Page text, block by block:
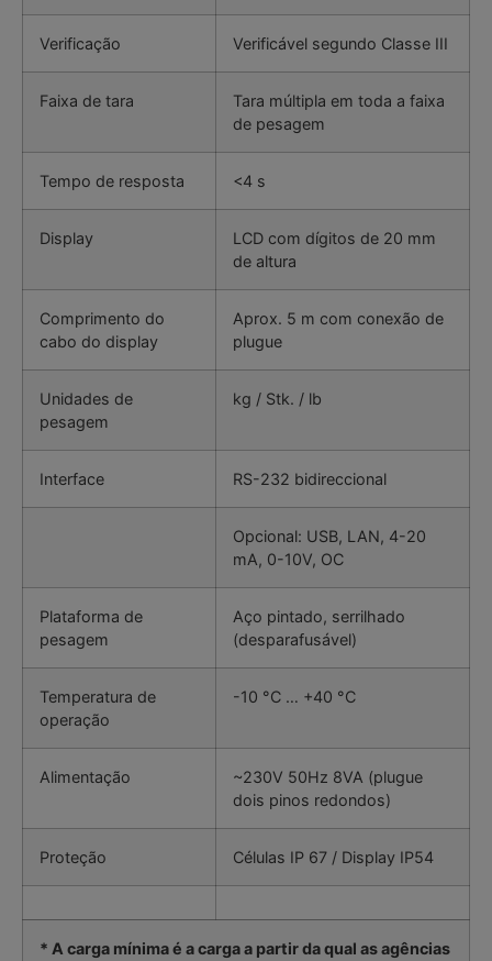
Verificação Verificável segundo Classe III
Faixa de tara
Tara múltipla em toda a faixa
de pesagem
Tempo de resposta <4 s
Display
LCD com dígitos de 20 mm
de altura
Comprimento do
cabo do display
Aprox. 5 m com conexão de
plugue
Unidades de
pesagem
kg / Stk. / lb
Interface RS-232 bidireccional
Opcional: USB, LAN, 4-20
mA, 0-10V, OC
Plataforma de
pesagem
Aço pintado, serrilhado
(desparafusável)
Temperatura de
operação
-10 °C … +40 °C
Alimentação
~230V 50Hz 8VA (plugue
dois pinos redondos)
Proteção Células IP 67 / Display IP54
* A carga mínima é a carga a partir da qual as agências